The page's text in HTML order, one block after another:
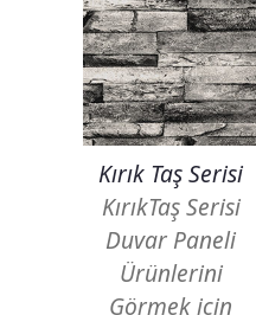
Asma Tavan Malzemesi
Satışı
Asma Tavan Karolam
Malzeme Satışı
Alçıpan malzemesi satışı
Sandviç Panel Malzemesi
Kırık Taş Serisi
KırıkTaş Serisi
Duvar Paneli
Ürünlerini
Görmek için